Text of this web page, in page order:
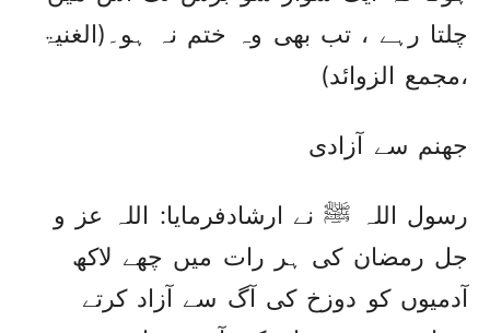
چلتا رہے ، تب بھی وہ ختم نہ ہو۔(الغنیۃ
،مجمع الزوائد)
جھنم سے آزادی
رسول اللہ ﷺ نے ارشادفرمایا: اللہ عز و
جل رمضان کی ہر رات میں چھے لاکھ
آدمیوں کو دوزخ کی آگ سے آزاد کرتے